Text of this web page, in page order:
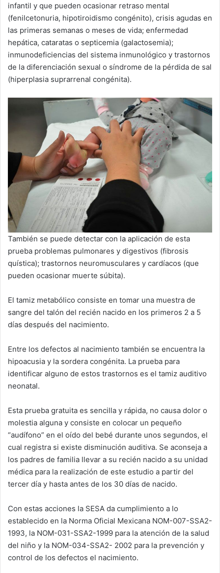
infantil y que pueden ocasionar retraso mental
(fenilcetonuria, hipotiroidismo congénito), crisis agudas en
las primeras semanas o meses de vida; enfermedad
hepática, cataratas o septicemia (galactosemia);
inmunodeficiencias del sistema inmunológico y trastornos
de la diferenciación sexual o síndrome de la pérdida de sal
(hiperplasia suprarrenal congénita).
También se puede detectar con la aplicación de esta
prueba problemas pulmonares y digestivos (fibrosis
quística); trastornos neuromusculares y cardíacos (que
pueden ocasionar muerte súbita).
El tamiz metabólico consiste en tomar una muestra de
sangre del talón del recién nacido en los primeros 2 a 5
días después del nacimiento.
Entre los defectos al nacimiento también se encuentra la
hipoacusia y la sordera congénita. La prueba para
identificar alguno de estos trastornos es el tamiz auditivo
neonatal.
Esta prueba gratuita es sencilla y rápida, no causa dolor o
molestia alguna y consiste en colocar un pequeño
“audífono” en el oído del bebé durante unos segundos, el
cual registra si existe disminución auditiva. Se aconseja a
los padres de familia llevar a su recién nacido a su unidad
médica para la realización de este estudio a partir del
tercer día y hasta antes de los 30 días de nacido.
Con estas acciones la SESA da cumplimiento a lo
establecido en la Norma Oficial Mexicana NOM-007-SSA2-
1993, la NOM-031-SSA2-1999 para la atención de la salud
del niño y la NOM-034-SSA2- 2002 para la prevención y
control de los defectos el nacimiento.